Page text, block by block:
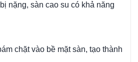
nặng, sàn cao su có khả năng
chặt vào bề mặt sàn, tạo thành